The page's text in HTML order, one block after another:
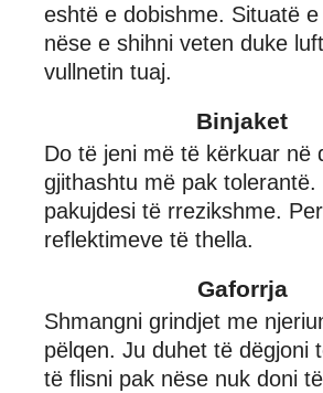
eshtë e dobishme. Situatë
nëse e shihni veten duke
vullnetin tuaj.
Binjaket
Do të jeni më të kërkuar në
gjithashtu më pak tolerantë.
pakujdesi të rrezikshme.
reflektimeve të thella.
Gaforrja
Shmangni grindjet me
pëlqen. Ju duhet të dëgjoni
të flisni pak nëse nuk doni